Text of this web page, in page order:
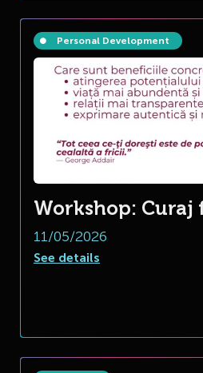
Personal Development
Workshop: Curaj
11/05/2026
See details